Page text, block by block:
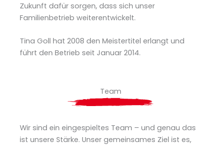
Zukunft dafür sorgen, dass sich unser
Familienbetrieb weiterentwickelt.
Tina Goll hat 2008 den Meistertitel erlangt und
führt den Betrieb seit Januar 2014.
Team
Wir sind ein eingespieltes Team – und genau das
ist unsere Stärke. Unser gemeinsames Ziel ist es,